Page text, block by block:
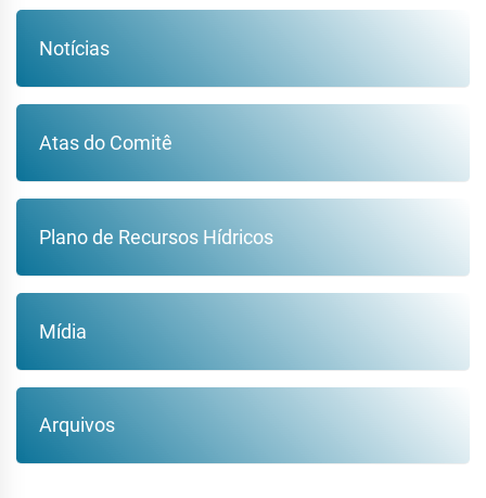
Notícias
Atas do Comitê
Plano de Recursos Hídricos
Mídia
Arquivos